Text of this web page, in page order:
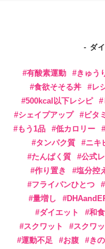
ダ
有酸素運動 きゅう
食欲そそる丼
レ
500kcal以下レシピ
シェイプアップ
ビタ
もう1品
低カロリー
タンパク質
ニキ
たんぱく質
公式
作り置き
塩分控
フライパンひとつ
量増し
ダイエット
和食
スクワット
スクワ
運動不足
お腹 き